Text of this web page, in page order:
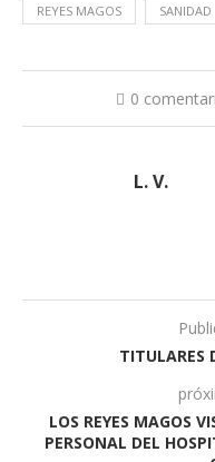
REYES MAGOS SANIDAD
0
L. V.
TITULARES
LOS REYES MAGOS
PERSONAL DEL